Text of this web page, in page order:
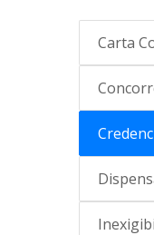
Carta